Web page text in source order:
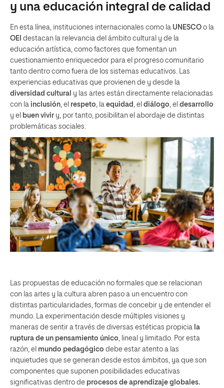
y una educación integral de calidad
En esta línea, instituciones internacionales como la UNESCO o la
OEI destacan la relevancia del ámbito cultural y de la
educación artística, como factores que fomentan un
cuestionamiento enriquecedor para el progreso comunitario
tanto dentro como fuera de los sistemas educativos. Las
experiencias educativas que provienen de y desde la
diversidad cultural y las artes están directamente relacionadas
con la inclusión , el respeto , la equidad , el diálogo , el desarrollo
y el buen vivir y, por tanto, posibilitan el abordaje de distintas
problemáticas sociales.
Las propuestas de educación no formales que se relacionan
con las artes y la cultura abren paso a un encuentro con
distintas particularidades, formas de concebir y de entender el
mundo. La experimentación desde múltiples visiones y
maneras de sentir a través de diversas estéticas propicia la
ruptura de un pensamiento único, lineal y limitado. Por esta
razón, el mundo pedagógico debe estar atento a las
inquietudes que se generan desde estos ámbitos, ya que son
componentes que suponen posibilidades educativas
significativas dentro de procesos de aprendizaje globales.